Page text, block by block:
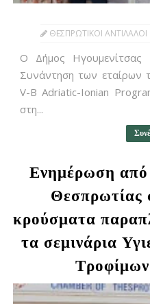
ΘΕΣΠΡΩΤΙΚΟΙ ΑΝΤΙΛΑΛΟΙ
Ο Δήμος Ηγουμενίτσας
Συνάντηση των εταίρων
V-B Adriatic-Ionian
στη...
Ενημέρωση από
Θεσπρωτίας
κρούσματα
τα σεμινάρια